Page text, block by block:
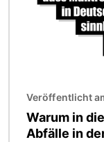
Veröffentlicht
Warum in
Abfälle in